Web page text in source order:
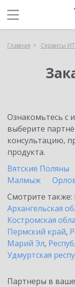
Главная Сервисы
Ознакомьтесь с
выберите
консультацию,
продукта.
Вятские Поляны
Малмыж
Смотрите также:
Архангельская
Костромская
Пермский край,
Марий Эл,
Удмуртская
Партнеры в